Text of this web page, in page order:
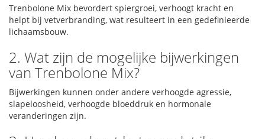
Trenbolone Mix bevordert spiergroei, verhoogt kracht en
helpt bij vetverbranding, wat resulteert in een gedefinieerde
lichaamsbouw.
2. Wat zijn de mogelijke bijwerkingen
van Trenbolone Mix?
Bijwerkingen kunnen onder andere verhoogde agressie,
slapeloosheid, verhoogde bloeddruk en hormonale
veranderingen zijn.